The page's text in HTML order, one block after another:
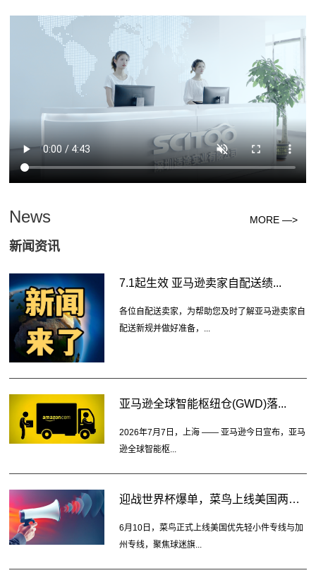
News
新闻资讯
MORE —>
7.1起生效 亚马逊卖家自配送绩...
各位自配送卖家，为帮助您及时了解亚马逊卖家自
配送新规并做好准备，...
亚马逊全球智能枢纽仓(GWD)落...
2026年7月7日，上海 —— 亚马逊今日宣布，亚马
逊全球智能枢...
迎战世界杯爆单，菜鸟上线美国两大...
6月10日，菜鸟正式上线美国优先轻小件专线与加
州专线，聚焦球迷旗...